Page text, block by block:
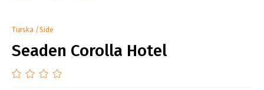
Turska Side
Seaden Corolla Hotel